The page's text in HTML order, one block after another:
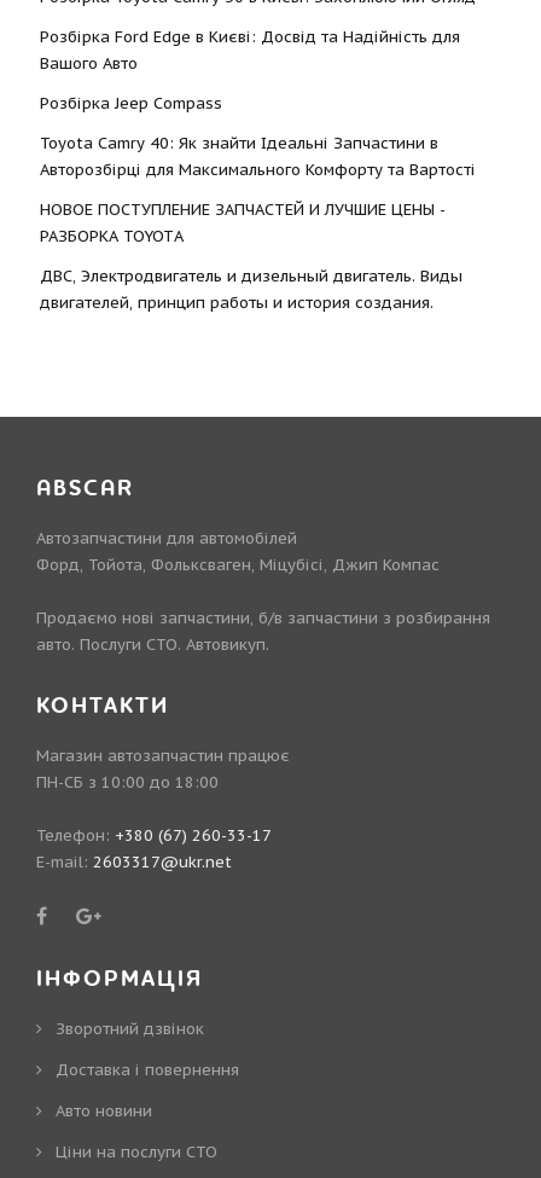
Розбірка Ford Edge в Києві: Досвід та Надійність для
Вашого Авто
Розбірка Jeep Compass
Toyota Camry 40: Як знайти Ідеальні Запчастини в
Авторозбірці для Максимального Комфорту та Вартості
НОВОЕ ПОСТУПЛЕНИЕ ЗАПЧАСТЕЙ И ЛУЧШИЕ ЦЕНЫ -
РАЗБОРКА TOYOTА
ДВС, Электродвигатель и дизельный двигатель. Виды
двигателей, принцип работы и история создания.
ABSCAR
Автозапчастини для автомобілей
Форд, Тойота, Фольксваген, Міцубісі, Джип Компас
Продаємо нові запчастини, б/в запчастини з розбирання
авто. Послуги СТО. Автовикуп.
КОНТАКТИ
Магазин автозапчастин працює
ПН-СБ з 10:00 до 18:00
Телефон: +380 (67) 260-33-17
E-mail: 2603317@ukr.net
ІНФОРМАЦІЯ
Зворотний дзвінок
Доставка і повернення
Авто новини
Ціни на послуги СТО